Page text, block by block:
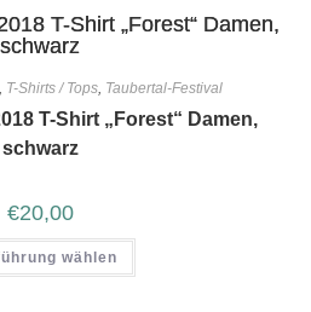
, T-Shirts / Tops, Taubertal-Festival
T-Shirt „Forest“ Damen,
schwarz
€20,00
wählen